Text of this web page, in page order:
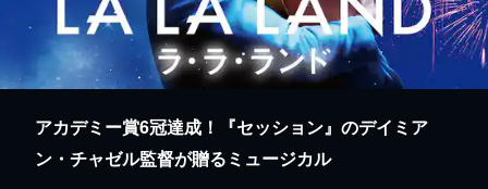
アカデミー賞6冠達成！『セッション』のデイミア
ン・チャゼル監督が贈るミュージカル